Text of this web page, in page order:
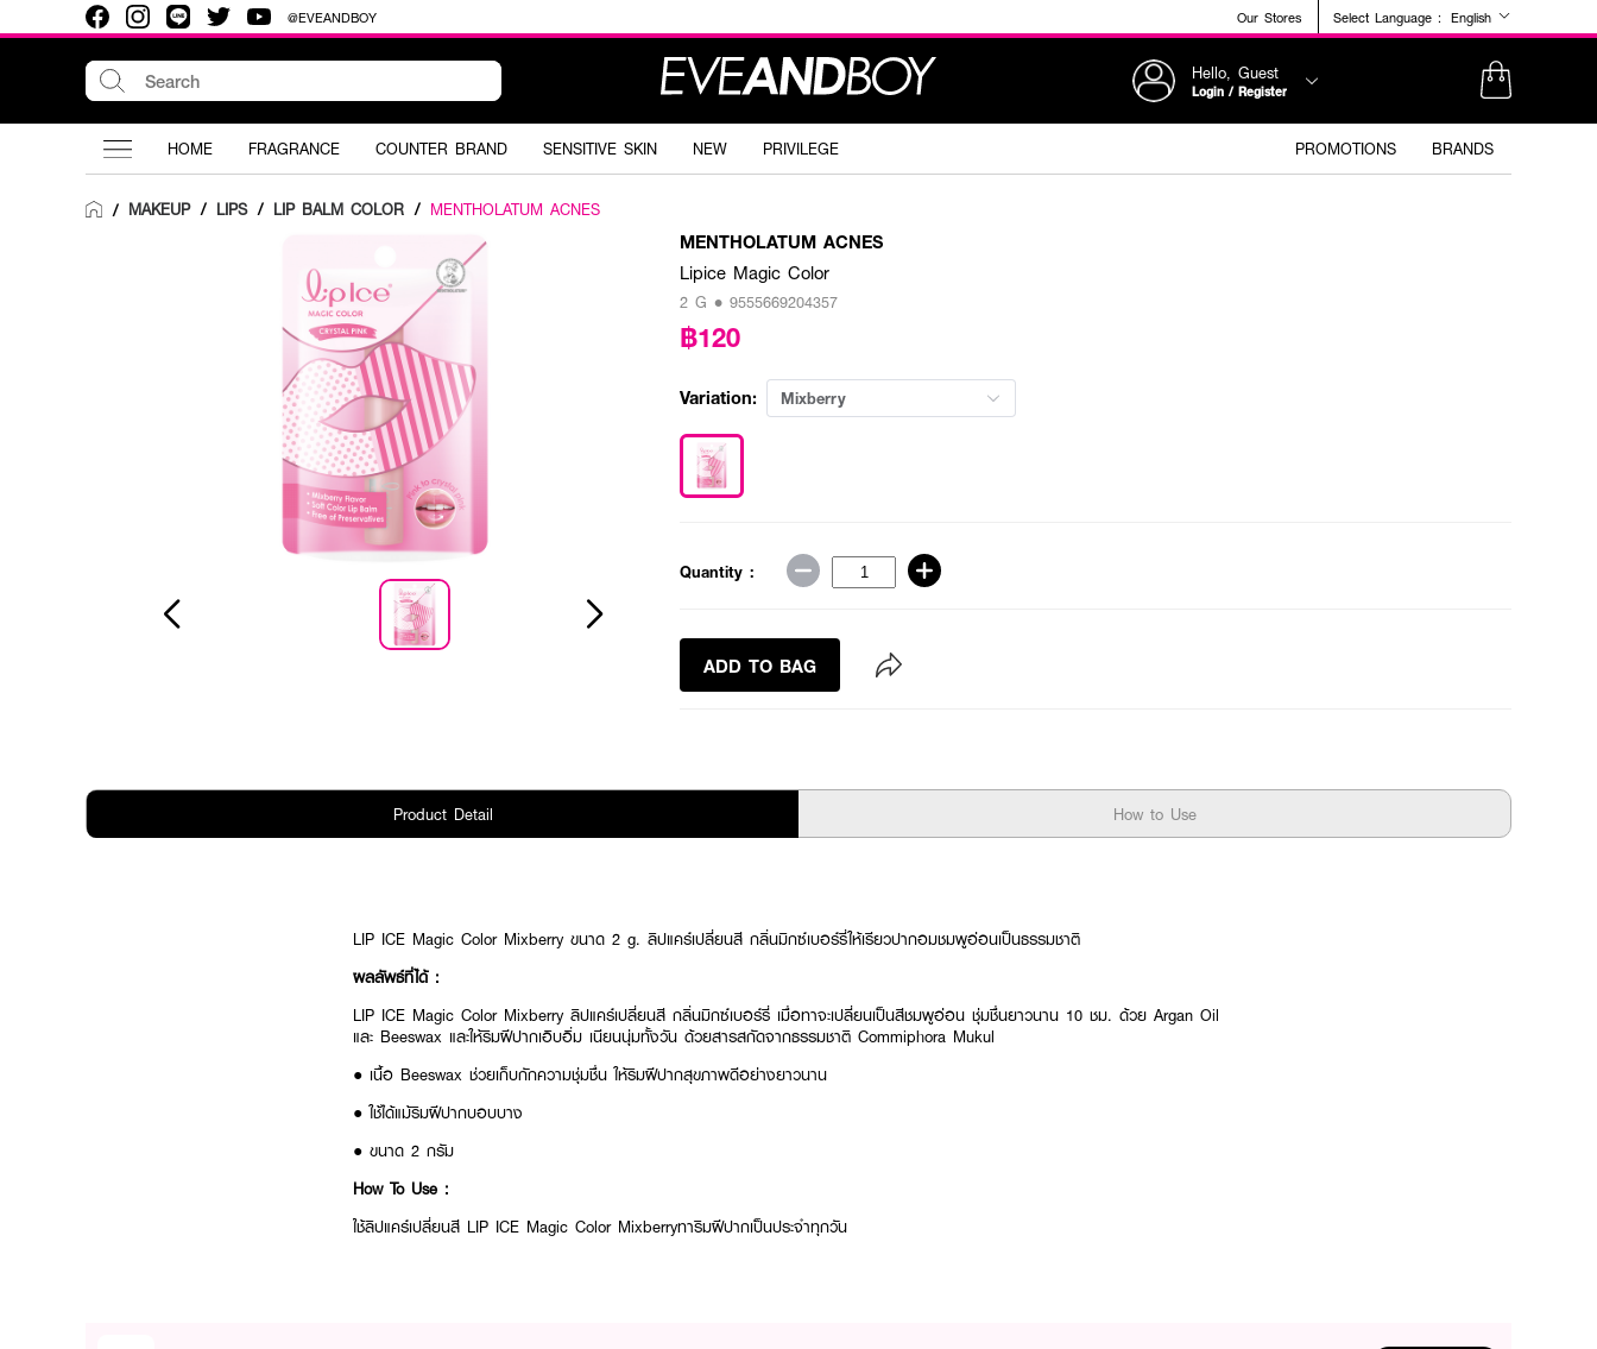
@EVEANDBOY Our Stores Select Language : English
Hello, Guest
Login / Register
HOME FRAGRANCE COUNTER BRAND SENSITIVE SKIN NEW PRIVILEGE PROMOTIONS BRANDS
/ MAKEUP / LIPS / LIP BALM COLOR / MENTHOLATUM ACNES
MENTHOLATUM ACNES
Lipice Magic Color
2 G • 9555669204357
฿120
Variation: Mixberry
Quantity :
ADD TO BAG
Product Detail How to Use
LIP ICE Magic Color Mixberry ขนาด 2 g. ลิปแคร์เปลี่ยนสี กลิ่นมิกซ์เบอร์รี่ให้เรียวปากอมชมพูอ่อนเป็นธรรมชาติ
ผลลัพธ์ที่ได้ :
LIP ICE Magic Color Mixberry ลิปแคร์เปลี่ยนสี กลิ่นมิกซ์เบอร์รี่ เมื่อทาจะเปลี่ยนเป็นสีชมพูอ่อน ชุ่มชื่นยาวนาน 10 ชม. ด้วย Argan Oil
และ Beeswax และให้ริมฝีปากเอิบอิ่ม เนียนนุ่มทั้งวัน ด้วยสารสกัดจากธรรมชาติ Commiphora Mukul
● เนื้อ Beeswax ช่วยเก็บกักความชุ่มชื่น ให้ริมฝีปากสุขภาพดีอย่างยาวนาน
● ใช้ได้แม้ริมฝีปากบอบบาง
● ขนาด 2 กรัม
How To Use :
ใช้ลิปแคร์เปลี่ยนสี LIP ICE Magic Color Mixberryทาริมฝีปากเป็นประจำทุกวัน